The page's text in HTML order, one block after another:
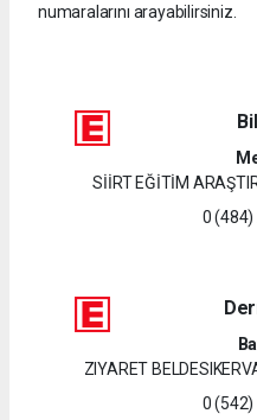
numaralarını arayabilirsiniz.
SİİRT EĞİTİM
0 (484)
ZIYARET
0 (542)